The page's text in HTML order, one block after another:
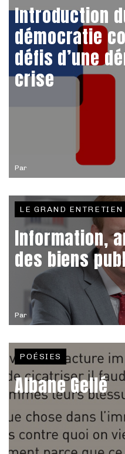
Par
Introduction
démocratie
défis d’une
crise
Par
LE GRAND ENTRETIEN
Information,
des biens
POÉSIES
Albane Gellé